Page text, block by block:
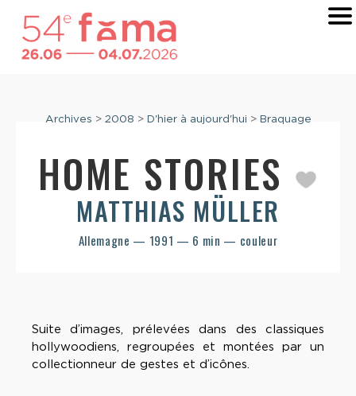
Archives > 2008 > D'hier à aujourd'hui > Braquage
HOME STORIES
MATTHIAS MÜLLER
Allemagne — 1991 — 6 min — couleur
Suite d’images, prélevées dans des classiques
hollywoodiens, regroupées et montées par un
collectionneur de gestes et d’icônes.